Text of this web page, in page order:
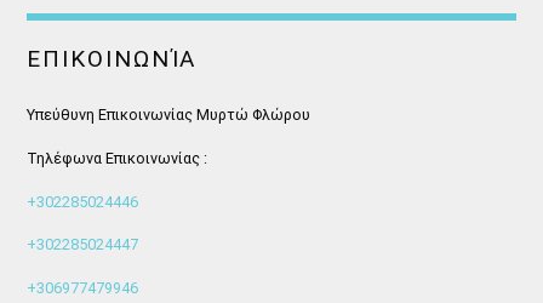
ΕΠΙΚΟΙΝΩΝΊΑ
Υπεύθυνη Επικοινωνίας Μυρτώ Φλώρου
Τηλέφωνα Επικοινωνίας :
+302285024446
+302285024447
+306977479946